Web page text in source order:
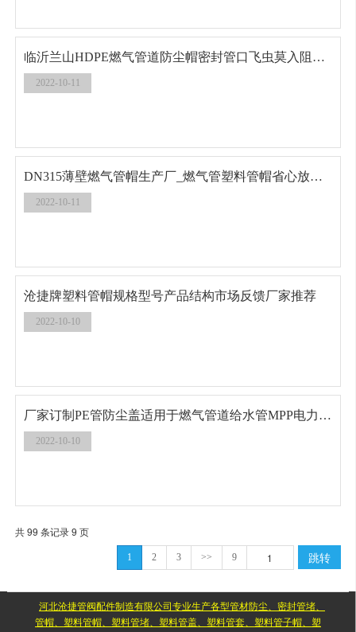
临沂兰山HDPE燃气管道防尘帽密封管口飞虫莫入阻断潮气
2022-10-11
DN315薄壁燃气管帽生产厂_燃气管塑料管帽省心放心_防止鼠害飞虫
2022-10-11
沧捷牌塑料管帽规格型号产品结构市场反馈厂家推荐
2022-10-10
厂家订制PE管防尘盖适用于燃气管道给水管MPP电力管欢迎咨询
2022-10-10
共 99 条记录 9 页
1 2 3 >> 9 跳转
河北沧捷管阀配件制造有限公司专业生产各型管材防尘、密封管堵、
管帽、塑料管帽、塑料管堵、塑料管盖、塑料管套、塑料管子帽、塑